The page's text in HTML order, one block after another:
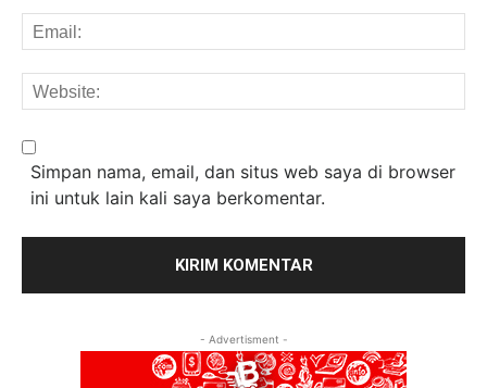
Simpan nama, email, dan situs web saya di browser
ini untuk lain kali saya berkomentar.
- Advertisment -